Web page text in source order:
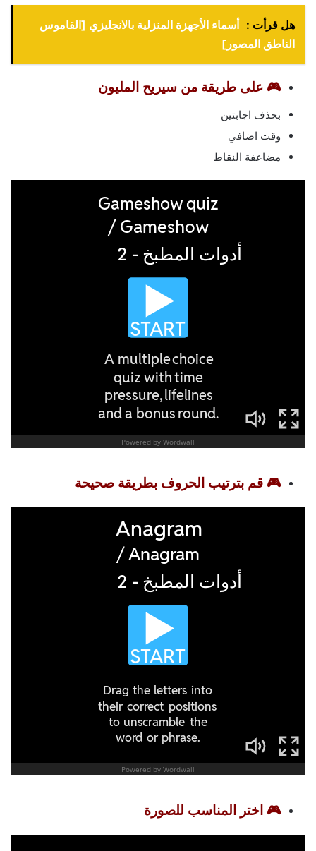
هل قرأت :
أسماء الأجهزة المنزلية بالانجليزي [القاموس
الناطق المصور]
🎮 على طريقة من سيربح المليون
بحذف اجابتين
وقت اضافي
مضاعفة النقاط
🎮 قم بترتيب الحروف بطريقة صحيحة
🎮 اختر المناسب للصورة